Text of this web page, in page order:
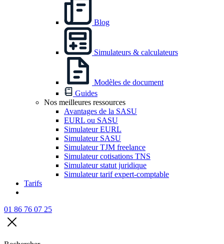
Blog
Simulateurs & calculateurs
Modèles de document
Guides
Nos meilleures ressources
Avantages de la SASU
EURL ou SASU
Simulateur EURL
Simulateur SASU
Simulateur TJM freelance
Simulateur cotisations TNS
Simulateur statut juridique
Simulateur tarif expert-comptable
Tarifs
01 86 76 07 25